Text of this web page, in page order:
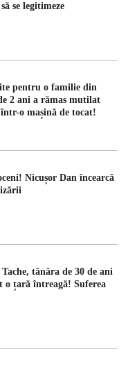
se legitimeze
pentru o familie din
2 ani a rămas mutilat
o mașină de tocat!
Nicușor Dan încearcă
tânăra de 30 de ani
o țară întreagă! Suferea